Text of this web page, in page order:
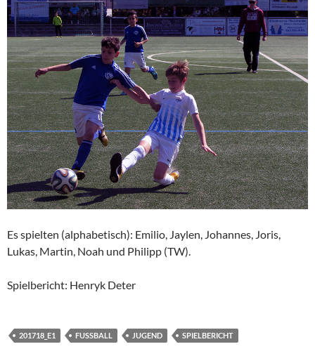
Es spielten (alphabetisch): Emilio, Jaylen, Johannes, Joris,
Lukas, Martin, Noah und Philipp (TW).
Spielbericht: Henryk Deter
201718_E1 FUSSBALL JUGEND SPIELBERICHT